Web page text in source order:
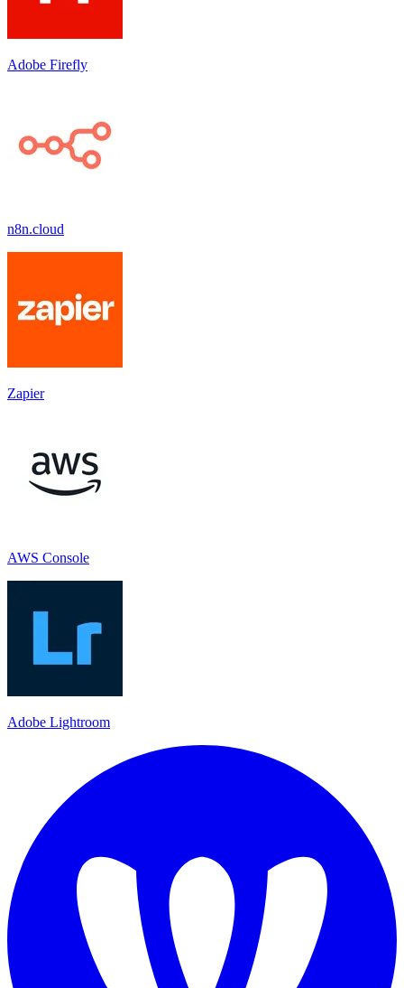
Adobe Firefly
n8n.cloud
Zapier
AWS Console
Adobe Lightroom